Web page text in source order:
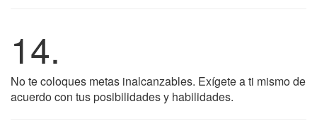
14.
No te coloques metas inalcanzables. Exígete a ti mismo de
acuerdo con tus posibilidades y habilidades.